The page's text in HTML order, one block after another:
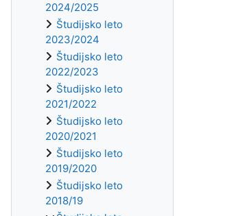
2024/2025
Študijsko leto
2023/2024
Študijsko leto
2022/2023
Študijsko leto
2021/2022
Študijsko leto
2020/2021
Študijsko leto
2019/2020
Študijsko leto
2018/19